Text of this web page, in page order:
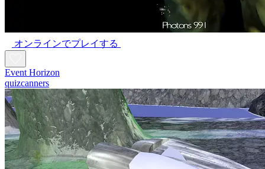
オンラインでプレイする
Event Horizon
quizcanners